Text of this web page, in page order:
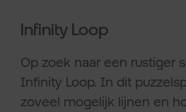
Infinity Loop
Op zoek naar een rustiger
Infinity Loop. In dit
zoveel mogelijk lijnen en